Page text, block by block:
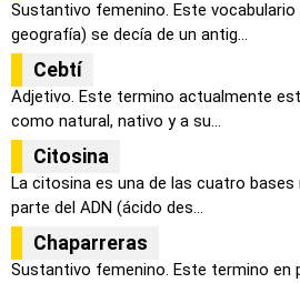
Sustantivo femenino. Este
geografía) se decía de un antig...
Cebtí
Adjetivo. Este termino actualmente
como natural, nativo y a su...
Citosina
La citosina es una de las cuatro
parte del ADN (ácido des...
Chaparreras
Sustantivo femenino. Este termino en